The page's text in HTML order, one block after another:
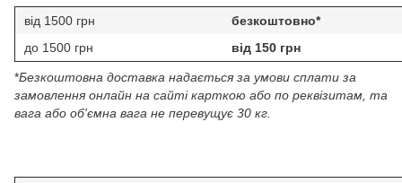
від 1500 грн
безкоштовно*
до 1500 грн
від 150 грн
*Безкоштовна доставка надається за умови сплати за
замовлення онлайн на сайті карткою або по реквізитам, та
вага або об'ємна вага не перевущує 30 кг.